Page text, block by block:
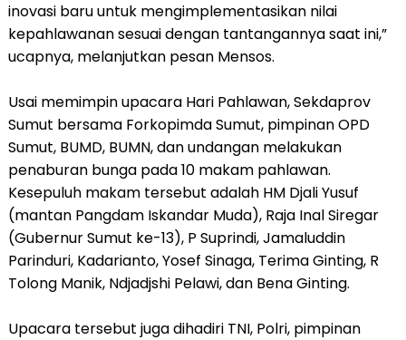
inovasi baru untuk mengimplementasikan nilai
kepahlawanan sesuai dengan tantangannya saat ini,”
ucapnya, melanjutkan pesan Mensos.
Usai memimpin upacara Hari Pahlawan, Sekdaprov
Sumut bersama Forkopimda Sumut, pimpinan OPD
Sumut, BUMD, BUMN, dan undangan melakukan
penaburan bunga pada 10 makam pahlawan.
Kesepuluh makam tersebut adalah HM Djali Yusuf
(mantan Pangdam Iskandar Muda), Raja Inal Siregar
(Gubernur Sumut ke-13), P Suprindi, Jamaluddin
Parinduri, Kadarianto, Yosef Sinaga, Terima Ginting, R
Tolong Manik, Ndjadjshi Pelawi, dan Bena Ginting.
Upacara tersebut juga dihadiri TNI, Polri, pimpinan